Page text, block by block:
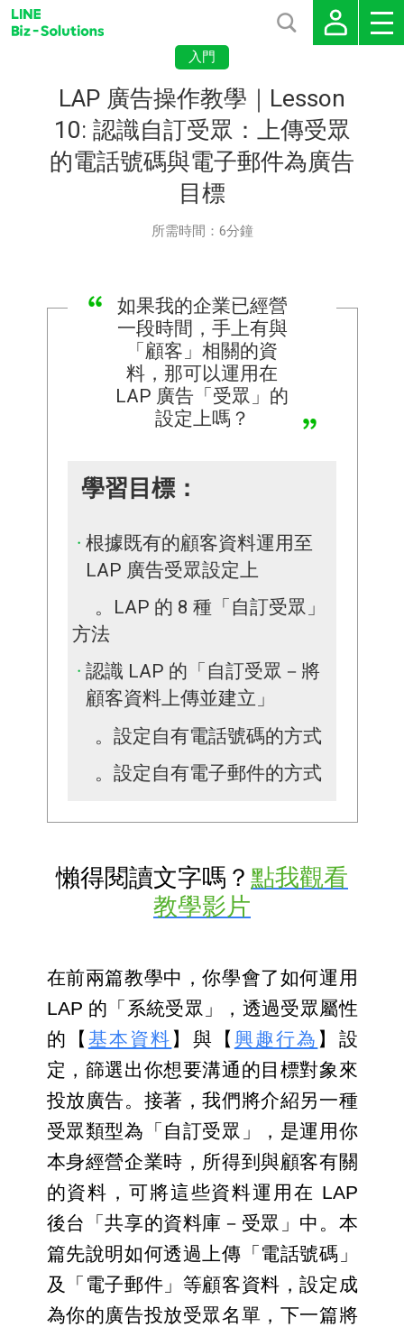
入門
LAP 廣告操作教學｜Lesson
10: 認識自訂受眾：上傳受眾
的電話號碼與電子郵件為廣告
目標
所需時間：6分鐘
如果我的企業已經營
一段時間，手上有與
「顧客」相關的資
料，那可以運用在
LAP 廣告「受眾」的
設定上嗎？
學習目標：
根據既有的顧客資料運用至
LAP 廣告受眾設定上
。LAP 的 8 種「自訂受眾」
方法
認識 LAP 的「自訂受眾－將
顧客資料上傳並建立」
。設定自有電話號碼的方式
。設定自有電子郵件的方式
懶得閱讀文字嗎？ 點我觀看
教學影片
在前兩篇教學中，你學會了如何運用
LAP 的「系統受眾」，透過受眾屬性
的【 基本資料 】與【 興趣行為 】設
定，篩選出你想要溝通的目標對象來
投放廣告。接著，我們將介紹另一種
受眾類型為「自訂受眾」，是運用你
本身經營企業時，所得到與顧客有關
的資料，可將這些資料運用在 LAP
後台「共享的資料庫－受眾」中。本
篇先說明如何透過上傳「電話號碼」
及「電子郵件」等顧客資料，設定成
為你的廣告投放受眾名單，下一篇將